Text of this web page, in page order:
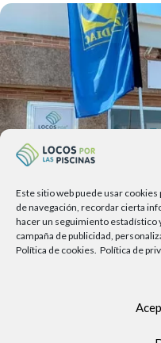
Este sitio web puede usar
de navegación, recordar cierta
hacer un seguimiento estadístico
campaña de publicidad,
Política de cookies. Política de
9.00h a 13.30h - 16.00h a